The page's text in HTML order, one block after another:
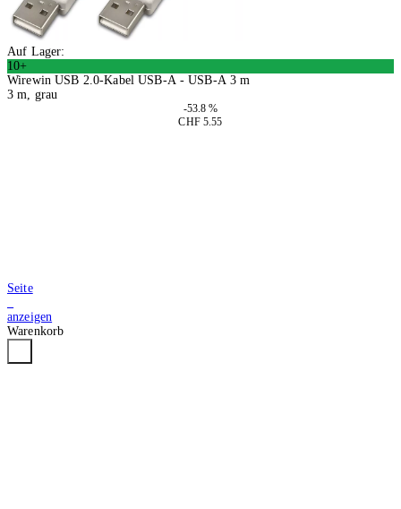
Auf Lager:
10+
Wirewin USB 2.0-Kabel USB-A - USB-A 3 m
3 m, grau
-53.8 %
CHF 5.55
Seite
anzeigen
Warenkorb